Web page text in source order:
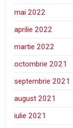
mai 2022
aprilie 2022
martie 2022
octombrie 2021
septembrie 2021
august 2021
iulie 2021